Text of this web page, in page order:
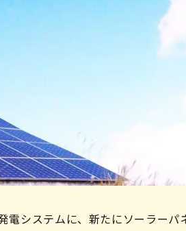
3kWの場合の目安）
る
築とリフォーム、どちらが高い？
電システムに、新たにソーラーパ